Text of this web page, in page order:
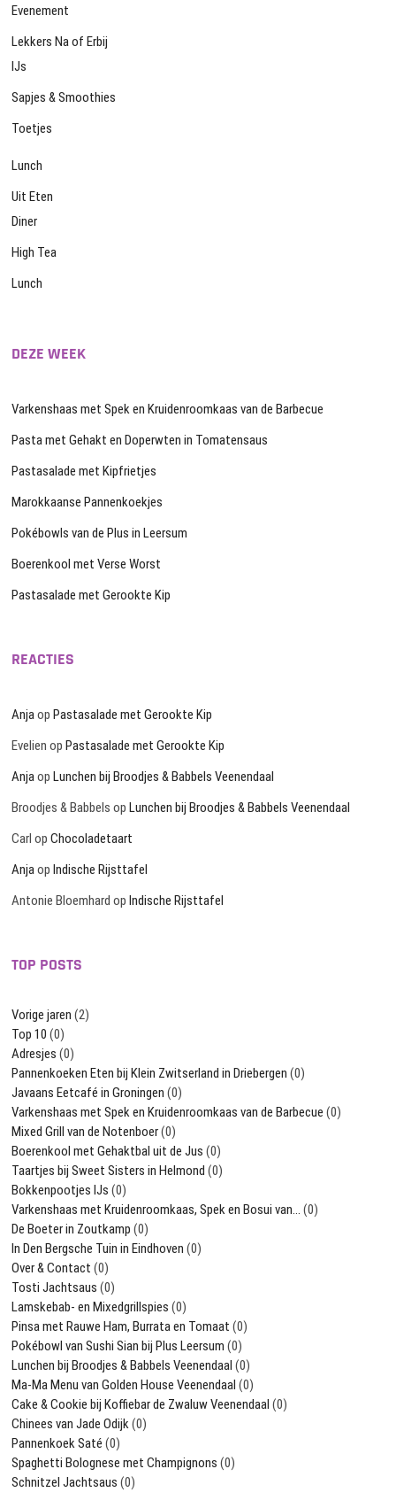
Evenement
Lekkers Na of Erbij
IJs
Sapjes & Smoothies
Toetjes
Lunch
Uit Eten
Diner
High Tea
Lunch
DEZE WEEK
Varkenshaas met Spek en Kruidenroomkaas van de Barbecue
Pasta met Gehakt en Doperwten in Tomatensaus
Pastasalade met Kipfrietjes
Marokkaanse Pannenkoekjes
Pokébowls van de Plus in Leersum
Boerenkool met Verse Worst
Pastasalade met Gerookte Kip
REACTIES
AnjaopPastasalade met Gerookte Kip
Evelien opPastasalade met Gerookte Kip
AnjaopLunchen bij Broodjes & Babbels Veenendaal
Broodjes & Babbels opLunchen bij Broodjes & Babbels Veenendaal
Carl opChocoladetaart
AnjaopIndische Rijsttafel
Antonie Bloemhard opIndische Rijsttafel
TOP POSTS
Vorige jaren (2)
Top 10 (0)
Adresjes (0)
Pannenkoeken Eten bij Klein Zwitserland in Driebergen (0)
Javaans Eetcafé in Groningen (0)
Varkenshaas met Spek en Kruidenroomkaas van de Barbecue (0)
Mixed Grill van de Notenboer(0)
Boerenkool met Gehaktbal uit de Jus (0)
Taartjes bij Sweet Sisters in Helmond (0)
Bokkenpootjes IJs (0)
Varkenshaas met Kruidenroomkaas, Spek en Bosui van… (0)
De Boeter in Zoutkamp (0)
In Den Bergsche Tuin in Eindhoven (0)
Over & Contact (0)
Tosti Jachtsaus (0)
Lamskebab- en Mixedgrillspies (0)
Pinsa met Rauwe Ham, Burrata en Tomaat (0)
Pokébowl van Sushi Sian bij Plus Leersum (0)
Lunchen bij Broodjes & Babbels Veenendaal (0)
Ma-Ma Menu van Golden House Veenendaal (0)
Cake & Cookie bij Koffiebar de Zwaluw Veenendaal (0)
Chinees van Jade Odijk(0)
Pannenkoek Saté (0)
Spaghetti Bolognese met Champignons (0)
Schnitzel Jachtsaus (0)